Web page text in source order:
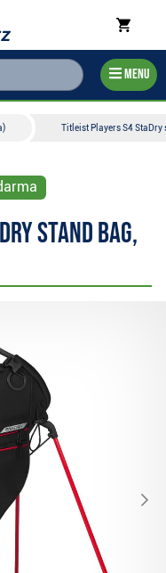
Menu
Titleist Players S4
stand bag,